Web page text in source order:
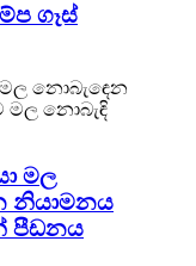
ගෑස්
මල
නියාමනය
පීඩනය